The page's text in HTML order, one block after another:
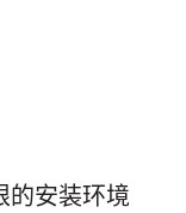
的安装环境